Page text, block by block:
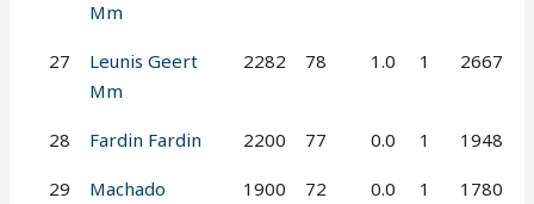
Mm
27
Leunis Geert
Mm
2282 78 1.0 1 2667
28 Fardin Fardin 2200 77 0.0 1 1948
29
Machado
1900 72 0.0 1 1780